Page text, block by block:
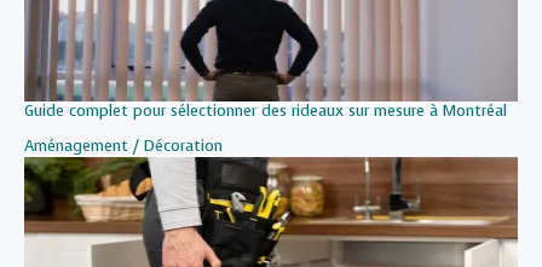
Guide complet pour sélectionner des rideaux sur mesure à Montréal
Par rapport à
Aménagement / Décoration